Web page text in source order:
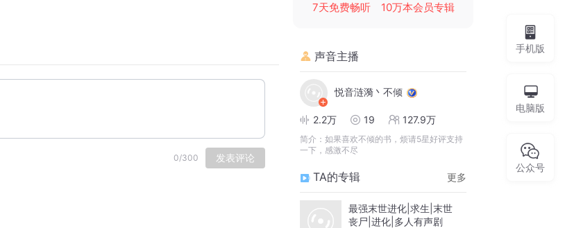
0/300 发表评论
7天免费畅听
10万本会员专辑
声音主播
悦音涟漪丶不倾
2.2万 19 127.9万
简介： 如果喜欢不倾的书，烦请5星好评支持
一下，感激不尽
TA的专辑 更多
最强末世进化|求生|末世
丧尸|进化|多人有声剧
手机版
电脑版
公众号